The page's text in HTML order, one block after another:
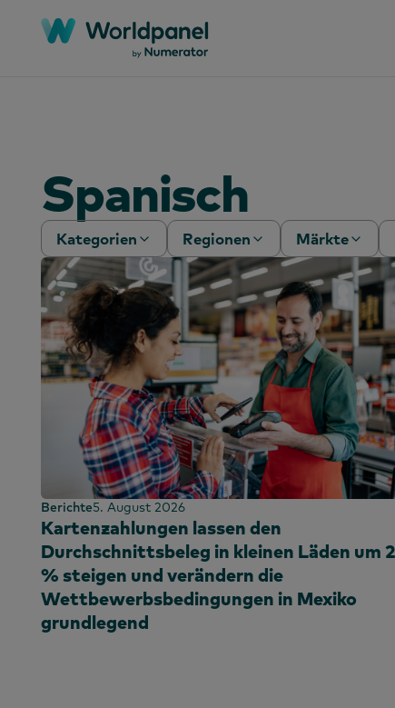
Spanisch
Kategorien
White Papers
Webinare
Fallstudien
Berichte
Artikel
Regionen
Afrika
Asien-Pazifik
Europa
Weltweit
Lateinamerika
Naher Osten
Nordamerika
Märkte
Algerien
Argentinien
Australien
Bangladesch
Bolivien
Brasilien
Republik
Berichte5. August 2026
Kartenzahlungen lassen den
Durchschnittsbeleg in kleinen Läden um
% steigen und verändern die
Wettbewerbsbedingungen in Mexiko
grundlegend